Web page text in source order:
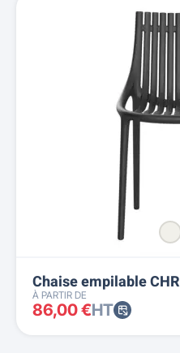
Chaise empilable CHR
À PARTIR DE
86,00 €HT